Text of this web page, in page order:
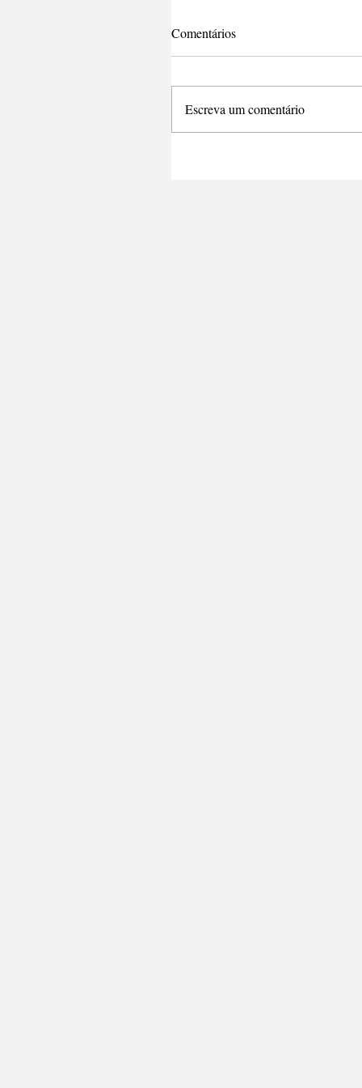
Comentários
Escreva um comentário